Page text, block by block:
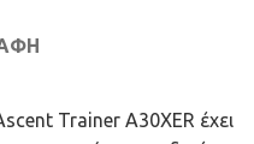
Trainer A30XER έχει